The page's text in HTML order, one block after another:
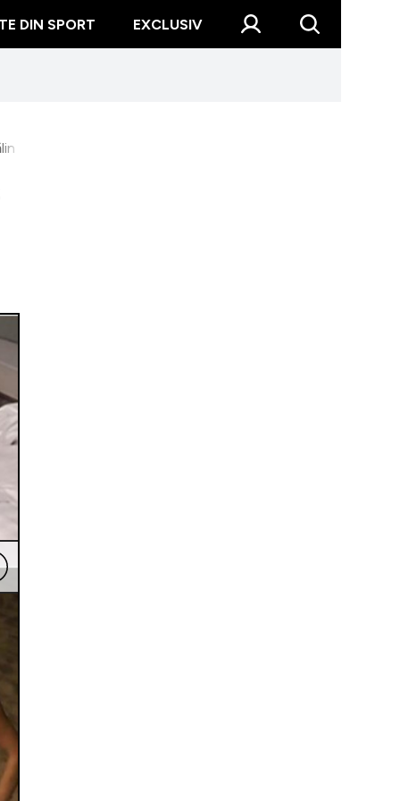
DIN SPORT EXCLUSIV
de la Insula Iubirii îi promite nopți fierbinți! + Ce mesaj i-a